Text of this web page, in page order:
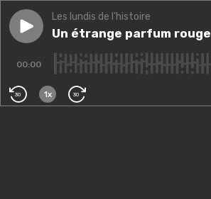
Play episodeUn étrange parfum rouge
Les lundis de l'histoire
Un étrange parfum rouge
00:00
30 1x 30